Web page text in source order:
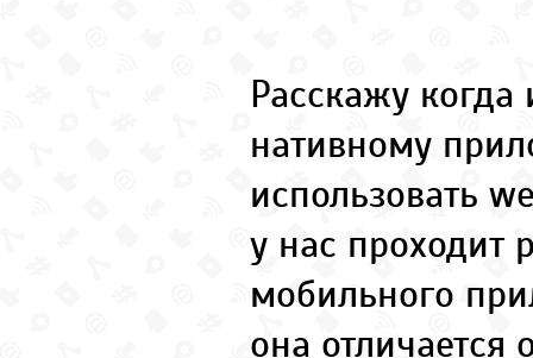
Расскажу когда
нативному
использовать
у нас проходит
мобильного
она отличается